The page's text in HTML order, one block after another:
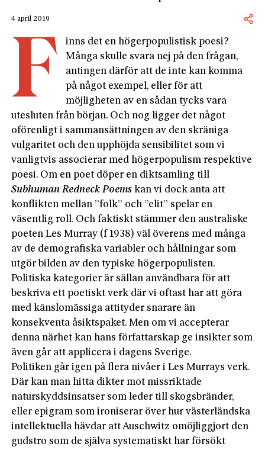
4 april 2019
F
inns det en högerpopulistisk poesi?
Många skulle svara nej på den frågan,
antingen därför att de inte kan komma
på något exempel, eller för att
möjligheten av en sådan tycks vara
utesluten från början. Och nog ligger det något
oförenligt i sammansättningen av den skräniga
vulgaritet och den upphöjda sensibilitet som vi
vanligtvis associerar med högerpopulism respektive
poesi. Om en poet döper en diktsamling till
Subhuman Redneck Poems kan vi dock anta att
konflikten mellan ”folk” och ”elit” spelar en
väsentlig roll. Och faktiskt stämmer den australiske
poeten Les Murray (f 1938) väl överens med många
av de demografiska variabler och hållningar som
utgör bilden av den typiske högerpopulisten.
Politiska kategorier är sällan användbara för att
beskriva ett poetiskt verk där vi oftast har att göra
med känslomässiga attityder snarare än
konsekventa åsiktspaket. Men om vi accepterar
denna närhet kan hans författarskap ge insikter som
även går att applicera i dagens Sverige.
Politiken går igen på flera nivåer i Les Murrays verk.
Där kan man hitta dikter mot missriktade
naturskyddsinsatser som leder till skogsbränder,
eller epigram som ironiserar över hur västerländska
intellektuella hävdar att Auschwitz omöjliggjort den
gudstro som de själva systematiskt har försökt